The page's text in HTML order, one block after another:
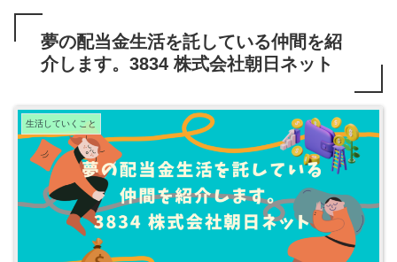
夢の配当金生活を託している仲間を紹
介します。3834 株式会社朝日ネット
生活していくこと